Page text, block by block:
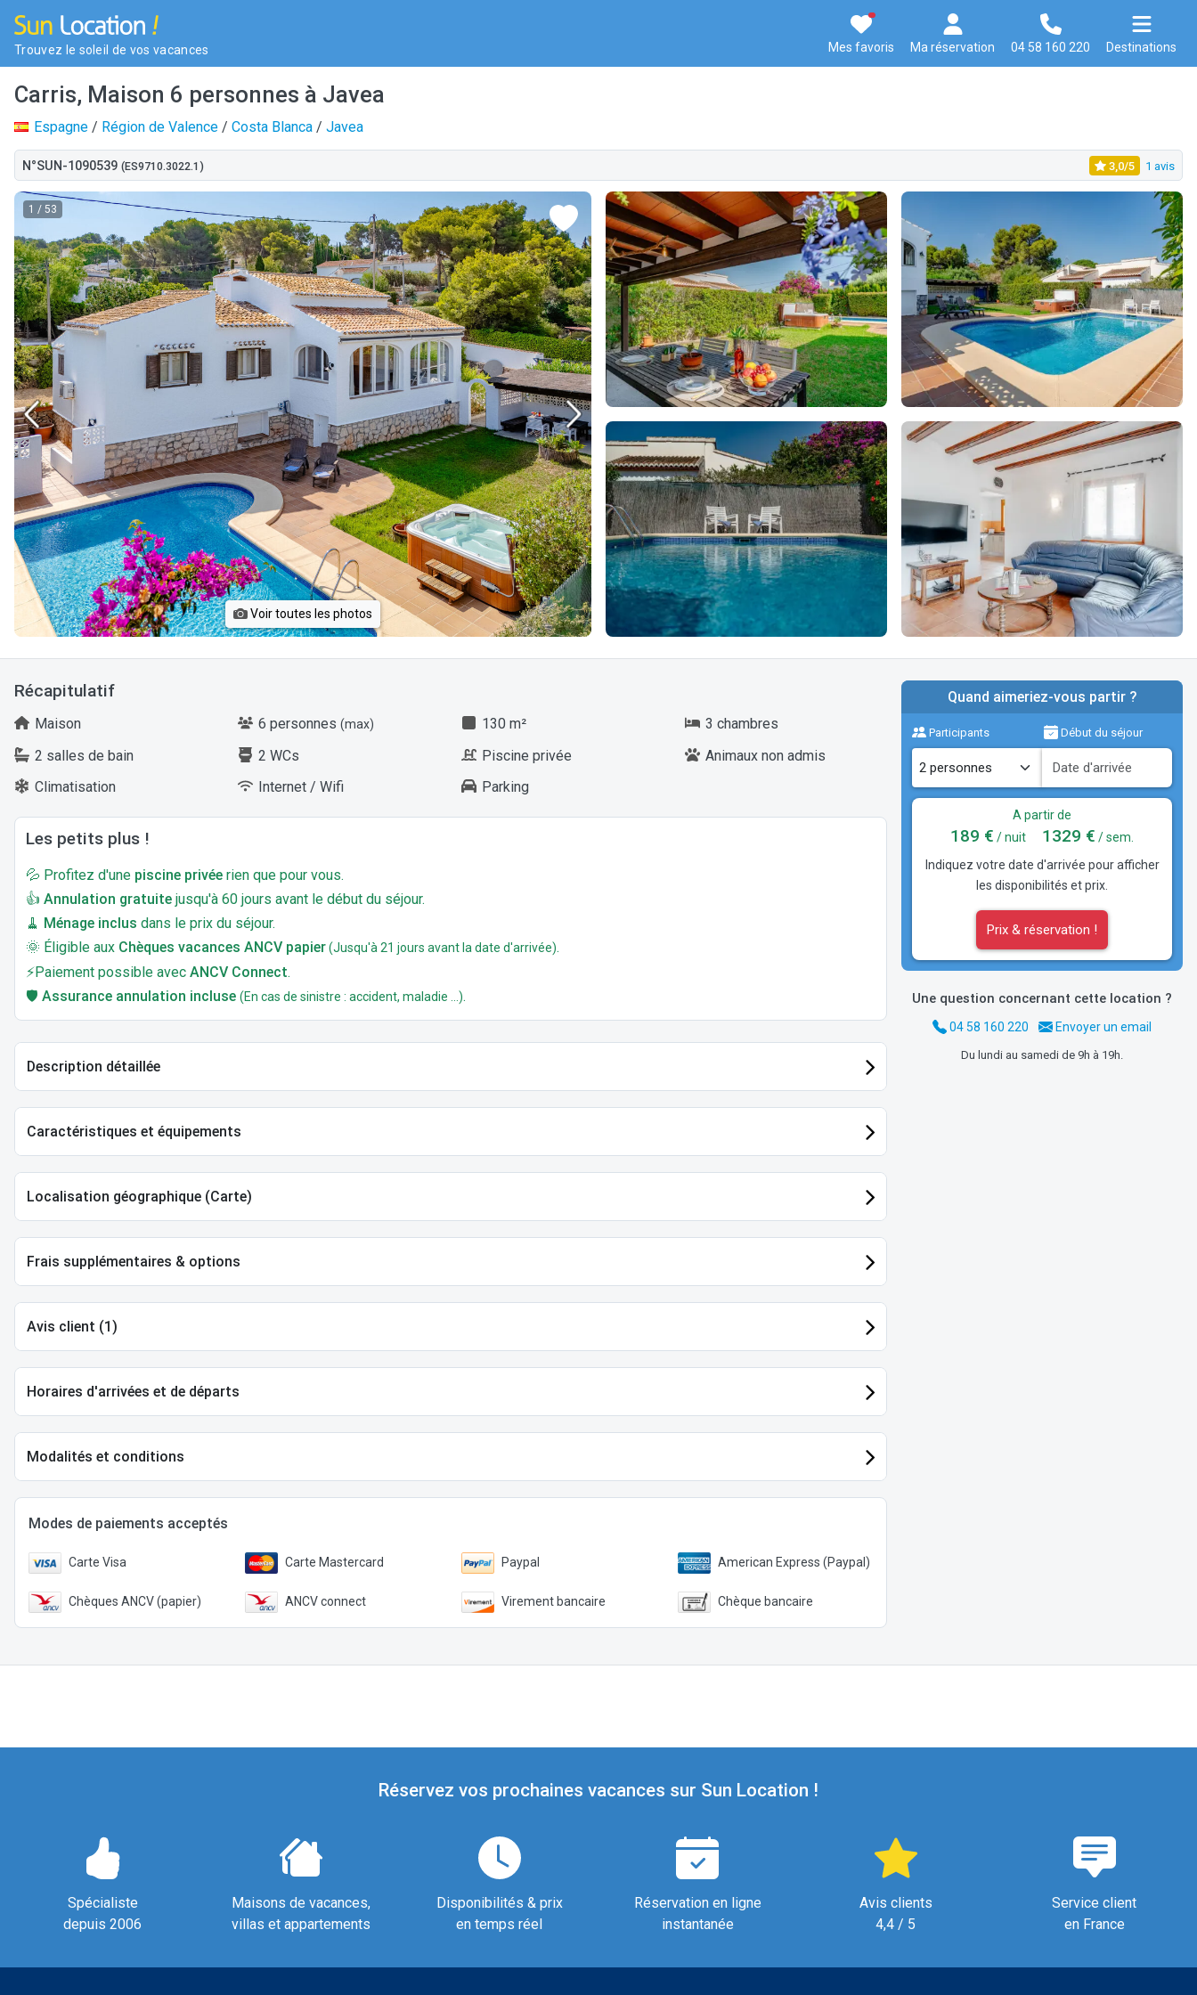
Trouvez le soleil de vos vacances Mes favoris Ma réservation 04 58 160 220 Destinations
Carris, Maison 6 personnes à Javea
Espagne / Région de Valence / Costa Blanca / Javea
N°SUN-1090539 (ES9710.3022.1) 3,0/5 1 avis
1 / 53
Voir toutes les photos
Récapitulatif
Maison 6 personnes (max) 130 m²
3 chambres
2 salles de bain
2 WCs Piscine privée
Animaux non admis
Climatisation
Internet / Wifi Parking
Les petits plus !
💦 Profitez d'une piscine privée rien que pour vous.
👍 Annulation gratuite jusqu'à 60 jours avant le début du séjour.
🧹 Ménage inclus dans le prix du séjour.
🌞 Éligible aux Chèques vacances ANCV papier(Jusqu'à 21 jours avant la date d'arrivée).
⚡Paiement possible avec ANCV Connect.
🛡️ Assurance annulation incluse (En cas de sinistre : accident, maladie ...).
Description détaillée
Caractéristiques et équipements
Localisation géographique (Carte)
Frais supplémentaires & options
Avis client (1)
Horaires d'arrivées et de départs
Modalités et conditions
Modes de paiements acceptés
Carte Visa Carte Mastercard Paypal American Express (Paypal)
Chèques ANCV (papier) ANCV connect Virement bancaire Chèque bancaire
Quand aimeriez-vous partir ?
Participants Début du séjour
A partir de
189 € / nuit 1329 € / sem.
Indiquez votre date d'arrivée pour afficher
les disponibilités et prix.
Prix & réservation !
Une question concernant cette location ?
04 58 160 220 Envoyer un email
Du lundi au samedi de 9h à 19h.
Réservez vos prochaines vacances sur Sun Location !
Spécialiste
depuis 2006
Maisons de vacances,
villas et appartements
Disponibilités & prix
en temps réel
Réservation en ligne
instantanée
Avis clients
4,4 / 5
Service client
en France